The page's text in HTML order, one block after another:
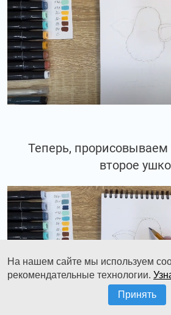
Теперь, прорисовываем
второе
На нашем сайте мы используем
рекомендательные технологии.
Принять